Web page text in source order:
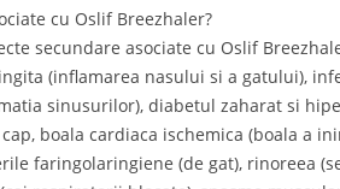
cu Oslif Breezhaler?
secundare asociate cu Oslif
(inflamarea nasului si a gatului),
sinusurilor), diabetul zaharat si
boala cardiaca ischemica (boala a
faringolaringiene (de gat), rinoreea